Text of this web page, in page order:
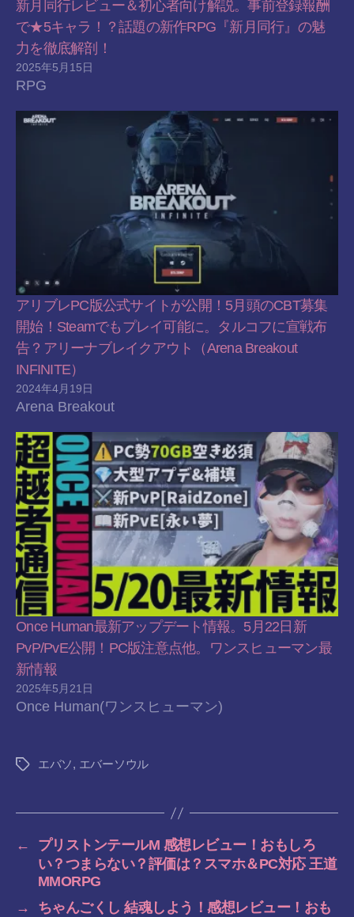
新月同行レビュー＆初心者向け解説。事前登録報酬
で★5キャラ！？話題の新作RPG『新月同行』の魅
力を徹底解剖！
2025年5月15日
RPG
アリブレPC版公式サイトが公開！5月頭のCBT募集
開始！Steamでもプレイ可能に。タルコフに宣戦布
告？アリーナブレイクアウト（Arena Breakout
INFINITE）
2024年4月19日
Arena Breakout
Once Human最新アップデート情報。5月22日新
PvP/PvE公開！PC版注意点他。ワンスヒューマン最
新情報
2025年5月21日
Once Human(ワンスヒューマン)
タ
エバソ, エバーソウル
←
プリストンテールM 感想レビュー！おもしろ
い？つまらない？評価は？スマホ＆PC対応 王道
MMORPG
→
ちゃんごくし 結魂しよう！感想レビュー！おも